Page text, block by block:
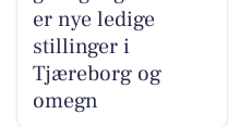
er nye ledige
stillinger i
Tjæreborg og
omegn